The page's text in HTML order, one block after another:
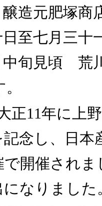
造元肥塚商
日至七月三
旬見頃 荒
正11年に上
念し、日本
開催されま
なりました